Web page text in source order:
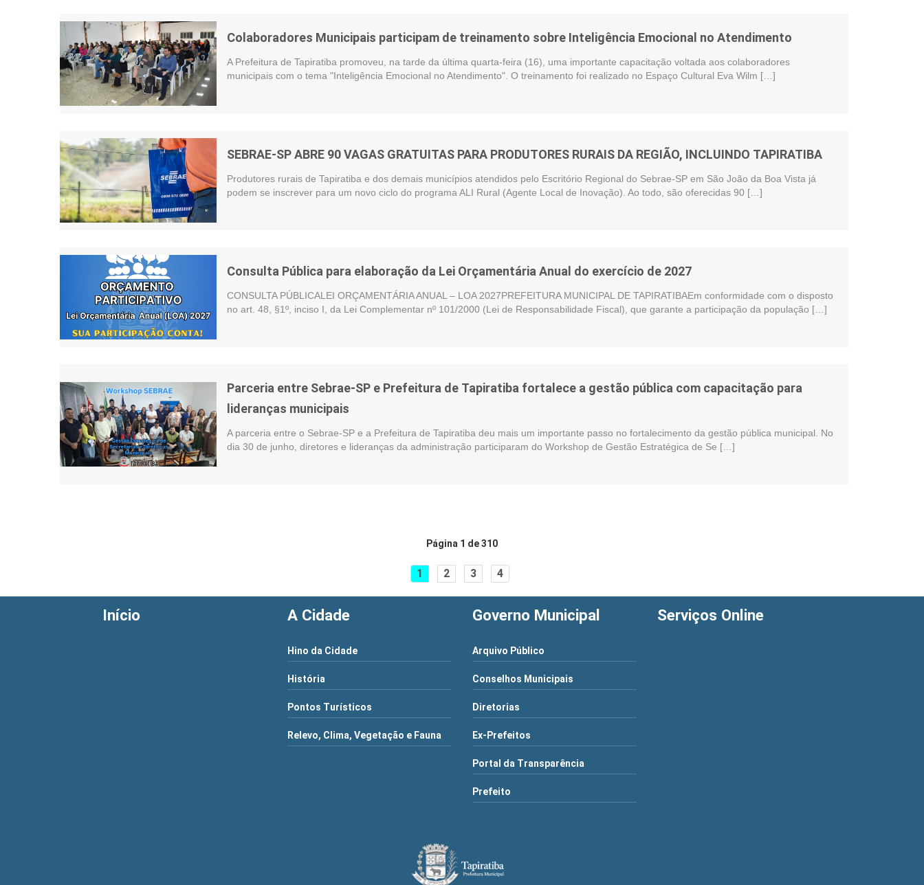
Colaboradores Municipais participam de treinamento sobre Inteligência Emocional no Atendimento
A Prefeitura de Tapiratiba promoveu, na tarde da última quarta-feira (16), uma importante capacitação voltada aos colaboradores
municipais com o tema "Inteligência Emocional no Atendimento". O treinamento foi realizado no Espaço Cultural Eva Wilm […]
SEBRAE-SP ABRE 90 VAGAS GRATUITAS PARA PRODUTORES RURAIS DA REGIÃO, INCLUINDO TAPIRATIBA
Produtores rurais de Tapiratiba e dos demais municípios atendidos pelo Escritório Regional do Sebrae-SP em São João da Boa Vista já
podem se inscrever para um novo ciclo do programa ALI Rural (Agente Local de Inovação). Ao todo, são oferecidas 90 […]
Consulta Pública para elaboração da Lei Orçamentária Anual do exercício de 2027
CONSULTA PÚBLICALEI ORÇAMENTÁRIA ANUAL – LOA 2027PREFEITURA MUNICIPAL DE TAPIRATIBAEm conformidade com o disposto
no art. 48, §1º, inciso I, da Lei Complementar nº 101/2000 (Lei de Responsabilidade Fiscal), que garante a participação da população […]
Parceria entre Sebrae-SP e Prefeitura de Tapiratiba fortalece a gestão pública com capacitação para
lideranças municipais
A parceria entre o Sebrae-SP e a Prefeitura de Tapiratiba deu mais um importante passo no fortalecimento da gestão pública municipal. No
dia 30 de junho, diretores e lideranças da administração participaram do Workshop de Gestão Estratégica de Se […]
Página 1 de 310
1 2 3 4
Início A Cidade
Hino da Cidade
História
Pontos Turísticos
Relevo, Clima, Vegetação e Fauna
Governo Municipal
Arquivo Público
Conselhos Municipais
Diretorias
Ex-Prefeitos
Portal da Transparência
Prefeito
Serviços Online